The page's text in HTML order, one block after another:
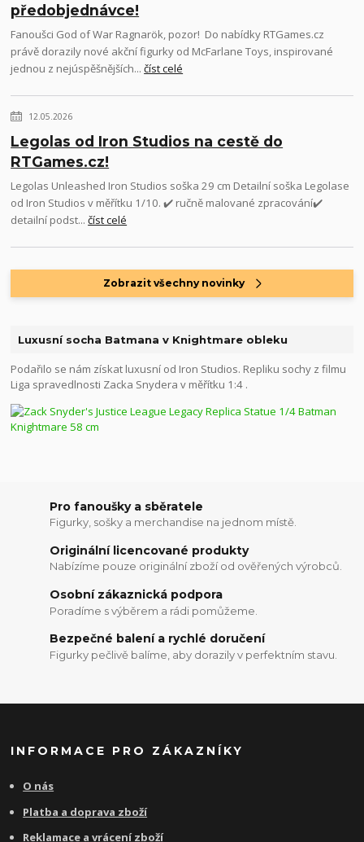
předobjednávce!
Fanoušci God of War Ragnarök, pozor! Do nabídky RTGames.cz
právě dorazily nové akční figurky od McFarlane Toys, inspirované
jednou z nejúspěšnějších...číst celé
12.05.2026
Legolas od Iron Studios na cestě do
RTGames.cz!
Legolas Unleashed Iron Studios soška 29 cm Detailní soška Legolase
od Iron Studios v měřítku 1/10. ✔️ ručně malované zpracování✔️
detailní podst...číst celé
Zobrazit všechny novinky
Luxusní socha Batmana v Knightmare obleku
Podařilo se nám získat luxusní od Iron Studios. Repliku sochy z filmu
Liga spravedlnosti Zacka Snydera v měřítku 1:4 .
Pro fanoušky a sběratele
Figurky, sošky a merchandise na jednom místě.
Originální licencované produkty
Nabízíme pouze originální zboží od ověřených výrobců.
Osobní zákaznická podpora
Poradíme s výběrem a rádi pomůžeme.
Bezpečné balení a rychlé doručení
Figurky pečlivě balíme, aby dorazily v perfektním stavu.
INFORMACE PRO ZÁKAZNÍKY
O nás
Platba a doprava zboží
Reklamace a vrácení zboží